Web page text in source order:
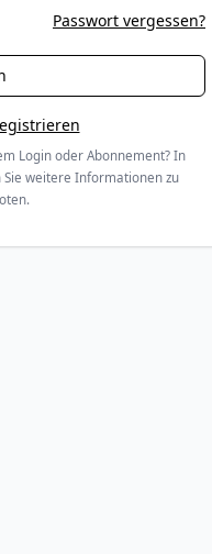
Passwort vergessen?
Login oder Abonnement? In
Sie weitere Informationen zu